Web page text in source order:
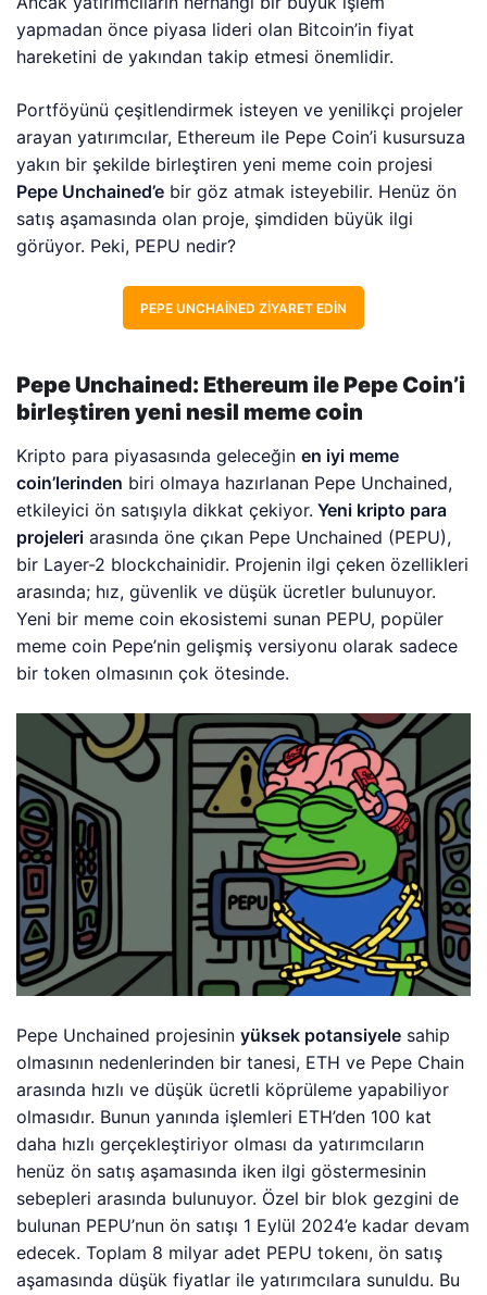
yapmadan önce piyasa lideri olan Bitcoin’in fiyat
hareketini de yakından takip etmesi önemlidir.
Portföyünü çeşitlendirmek isteyen ve yenilikçi projeler
arayan yatırımcılar, Ethereum ile Pepe Coin’i kusursuza
yakın bir şekilde birleştiren yeni meme coin projesi
Pepe Unchained’e bir göz atmak isteyebilir. Henüz ön
satış aşamasında olan proje, şimdiden büyük ilgi
görüyor. Peki, PEPU nedir?
PEPE UNCHAINED ZIYARET EDIN
Pepe Unchained: Ethereum ile Pepe Coin’i
birleştiren yeni nesil meme coin
Kripto para piyasasında geleceğinen iyi meme
coin’lerinden biri olmaya hazırlanan Pepe Unchained,
etkileyici ön satışıyla dikkat çekiyor. Yeni kripto para
projeleri arasında öne çıkan Pepe Unchained (PEPU),
bir Layer-2 blockchainidir. Projenin ilgi çeken özellikleri
arasında; hız, güvenlik ve düşük ücretler bulunuyor.
Yeni bir meme coin ekosistemi sunan PEPU, popüler
meme coin Pepe’nin gelişmiş versiyonu olarak sadece
bir token olmasının çok ötesinde.
Pepe Unchained projesininyüksek potansiyele sahip
olmasının nedenlerinden bir tanesi, ETH ve Pepe Chain
arasında hızlı ve düşük ücretli köprüleme yapabiliyor
olmasıdır. Bunun yanında işlemleri ETH’den 100 kat
daha hızlı gerçekleştiriyor olması da yatırımcıların
henüz ön satış aşamasında iken ilgi göstermesinin
sebepleri arasında bulunuyor. Özel bir blok gezgini de
bulunan PEPU’nun ön satışı 1 Eylül 2024’e kadar devam
edecek. Toplam 8 milyar adet PEPU tokenı, ön satış
aşamasında düşük fiyatlar ile yatırımcılara sunuldu. Bu